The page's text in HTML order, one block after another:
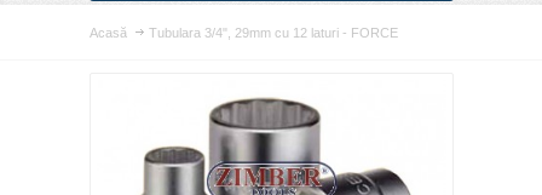
Acasă Tubulara 3/4", 29mm cu 12 laturi - FORCE